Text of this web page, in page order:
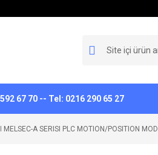
67 70 -- Tel: 0216 290 65 27
A SERISI PLC MOTION/POSITION